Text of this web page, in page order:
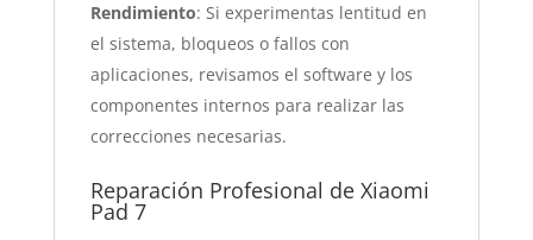
Rendimiento: Si experimentas lentitud en
el sistema, bloqueos o fallos con
aplicaciones, revisamos el software y los
componentes internos para realizar las
correcciones necesarias.
Reparación Profesional de Xiaomi
Pad 7